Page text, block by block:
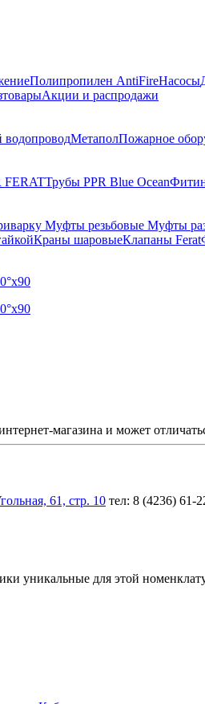
Полипропилен AntiFireНасосы
Акции и распродажи
МетаполПожарное
FERATТрубы PPR Blue Ocean
Муфты резьбовые Муфты
Краны шаровыеКлапаны Ferat
магазина и может
61, стр. 10 тел: 8 (4236) 61-
уникальные для этой